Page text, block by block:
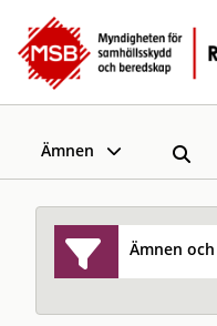
Ämnen
Ämnen